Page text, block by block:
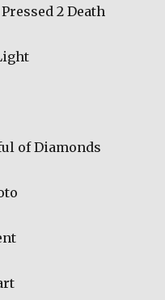
2 Death
of Diamonds